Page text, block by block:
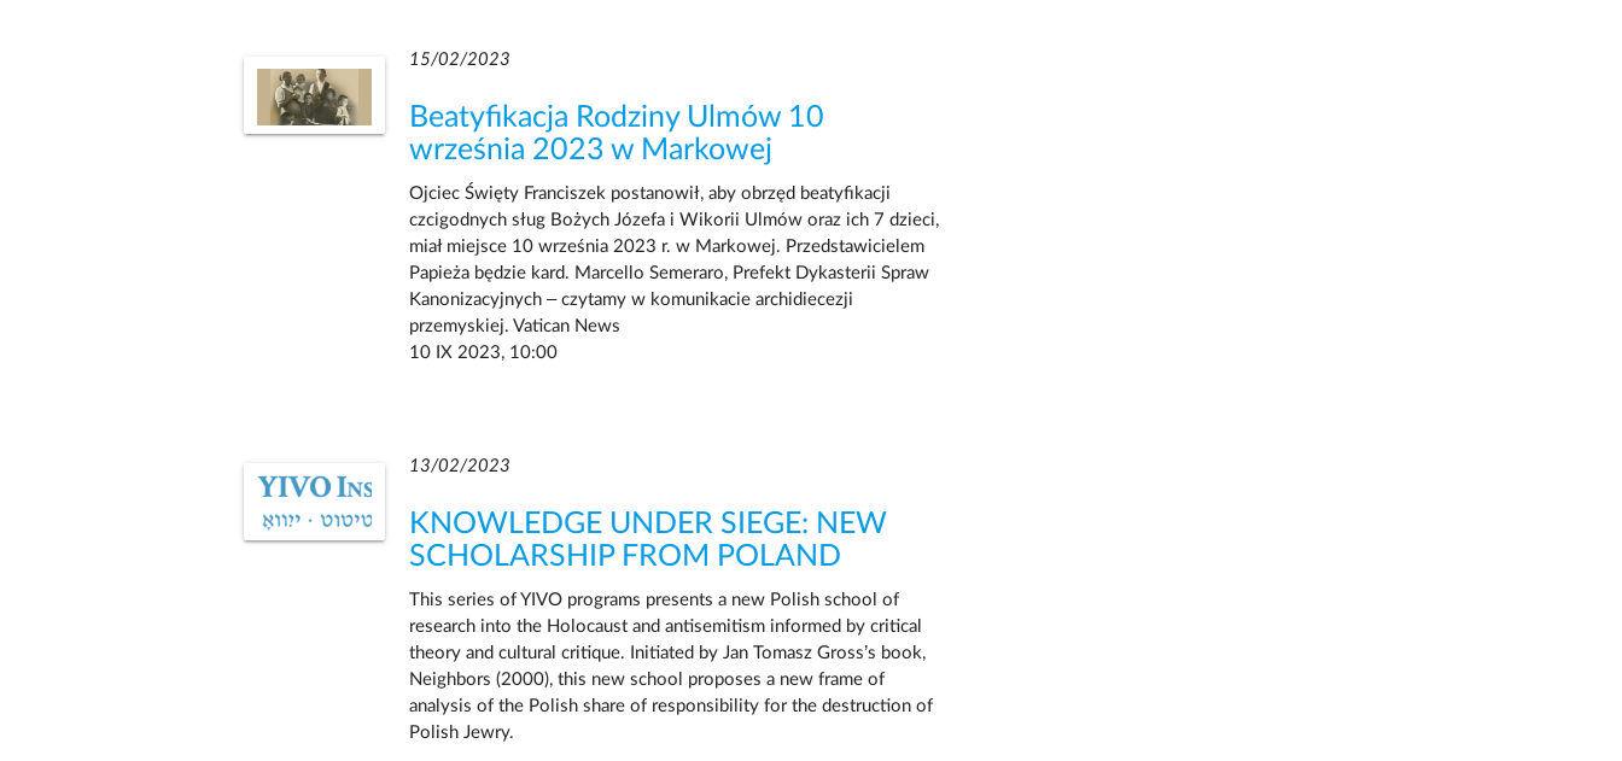
15/02/2023
Beatyfikacja Rodziny Ulmów 10
września 2023 w Markowej
Ojciec Święty Franciszek postanowił, aby obrzęd beatyfikacji
czcigodnych sług Bożych Józefa i Wikorii Ulmów oraz ich 7 dzieci,
miał miejsce 10 września 2023 r. w Markowej. Przedstawicielem
Papieża będzie kard. Marcello Semeraro, Prefekt Dykasterii Spraw
Kanonizacyjnych – czytamy w komunikacie archidiecezji
przemyskiej. Vatican News
10 IX 2023, 10:00
13/02/2023
KNOWLEDGE UNDER SIEGE: NEW
SCHOLARSHIP FROM POLAND
This series of YIVO programs presents a new Polish school of
research into the Holocaust and antisemitism informed by critical
theory and cultural critique. Initiated by Jan Tomasz Gross’s book,
Neighbors (2000), this new school proposes a new frame of
analysis of the Polish share of responsibility for the destruction of
Polish Jewry.